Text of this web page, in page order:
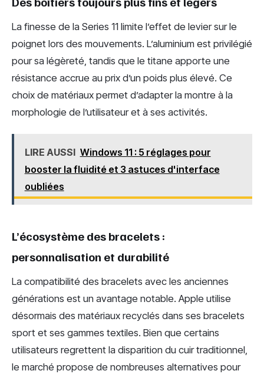
La finesse de la Series 11 limite l’effet de levier sur le
poignet lors des mouvements. L’aluminium est privilégié
pour sa légèreté, tandis que le titane apporte une
résistance accrue au prix d’un poids plus élevé. Ce
choix de matériaux permet d’adapter la montre à la
morphologie de l’utilisateur et à ses activités.
LIRE AUSSI Windows 11 : 5 réglages pour
booster la fluidité et 3 astuces d'interface
oubliées
L’écosystème des bracelets :
personnalisation et durabilité
La compatibilité des bracelets avec les anciennes
générations est un avantage notable. Apple utilise
désormais des matériaux recyclés dans ses bracelets
sport et ses gammes textiles. Bien que certains
utilisateurs regrettent la disparition du cuir traditionnel,
le marché propose de nombreuses alternatives pour